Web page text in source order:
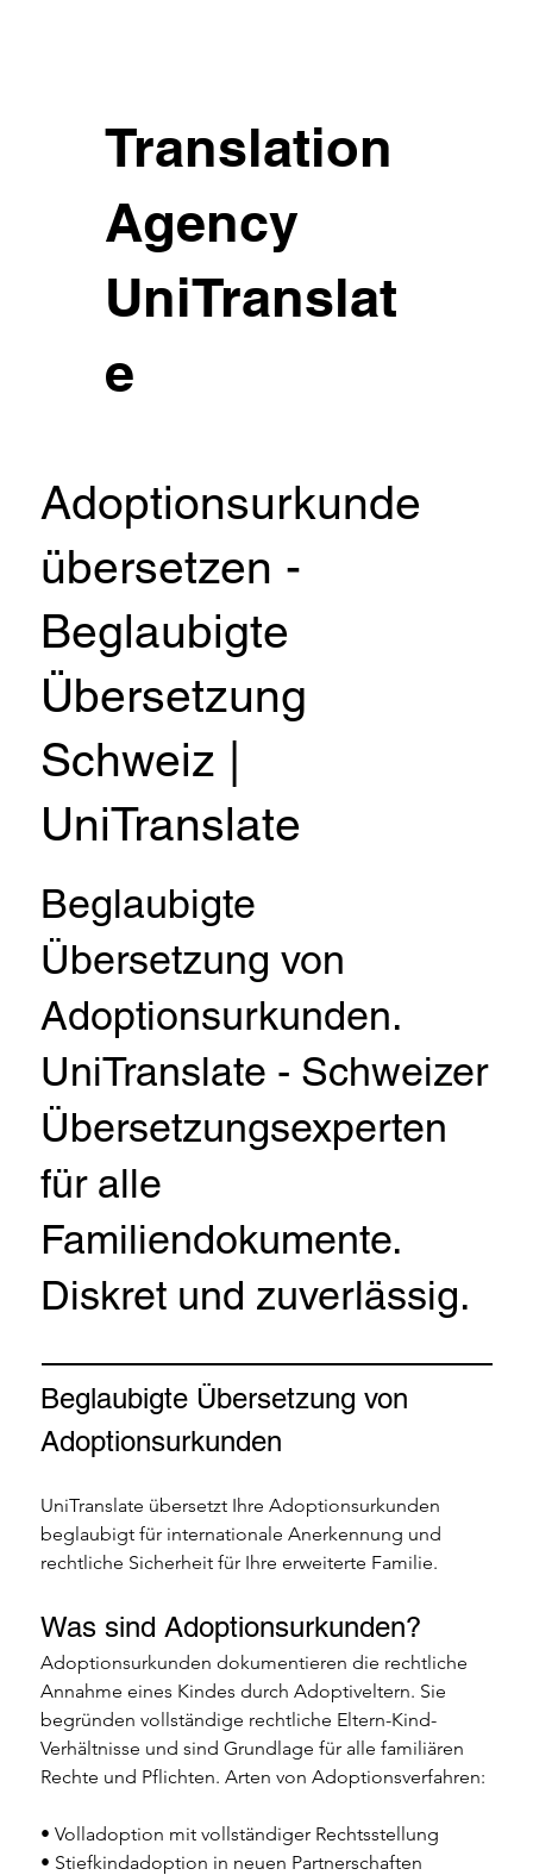
Translation
Agency
UniTranslat
e
Adoptionsurkunde
übersetzen -
Beglaubigte
Übersetzung
Schweiz |
UniTranslate
Beglaubigte
Übersetzung von
Adoptionsurkunden.
UniTranslate - Schweizer
Übersetzungsexperten
für alle
Familiendokumente.
Diskret und zuverlässig.
Beglaubigte Übersetzung von
Adoptionsurkunden
UniTranslate übersetzt Ihre Adoptionsurkunden
beglaubigt für internationale Anerkennung und
rechtliche Sicherheit für Ihre erweiterte Familie.
Was sind Adoptionsurkunden?
Adoptionsurkunden dokumentieren die rechtliche
Annahme eines Kindes durch Adoptiveltern. Sie
begründen vollständige rechtliche Eltern-Kind-
Verhältnisse und sind Grundlage für alle familiären
Rechte und Pflichten. Arten von Adoptionsverfahren:
• Volladoption mit vollständiger Rechtsstellung
• Stiefkindadoption in neuen Partnerschaften